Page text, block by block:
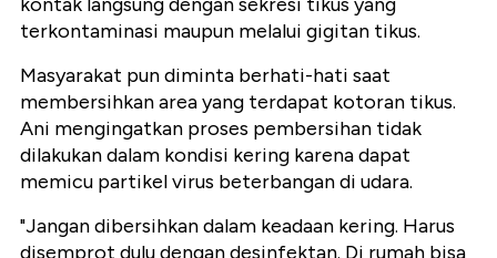
terkontaminasi maupun melalui gigitan tikus.
Masyarakat pun diminta berhati-hati saat
membersihkan area yang terdapat kotoran tikus.
Ani mengingatkan proses pembersihan tidak
dilakukan dalam kondisi kering karena dapat
memicu partikel virus beterbangan di udara.
"Jangan dibersihkan dalam keadaan kering. Harus
disemprot dulu dengan desinfektan. Di rumah bisa